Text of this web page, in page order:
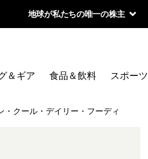
地球が私たちの唯一の株主
＆ギア 食品＆飲料 スポーツ
・クール・デイリー・フーディ